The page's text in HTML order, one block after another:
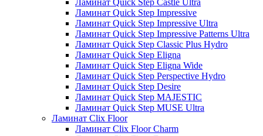
Ламинат Quick Step Castle Ultra
Ламинат Quick Step Impressive
Ламинат Quick Step Impressive Ultra
Ламинат Quick Step Impressive Patterns Ultra
Ламинат Quick Step Classic Plus Hydro
Ламинат Quick Step Eligna
Ламинат Quick Step Eligna Wide
Ламинат Quick Step Perspective Hydro
Ламинат Quick Step Desire
Ламинат Quick Step MAJESTIC
Ламинат Quick Step MUSE Ultra
Ламинат Clix Floor
Ламинат Clix Floor Charm